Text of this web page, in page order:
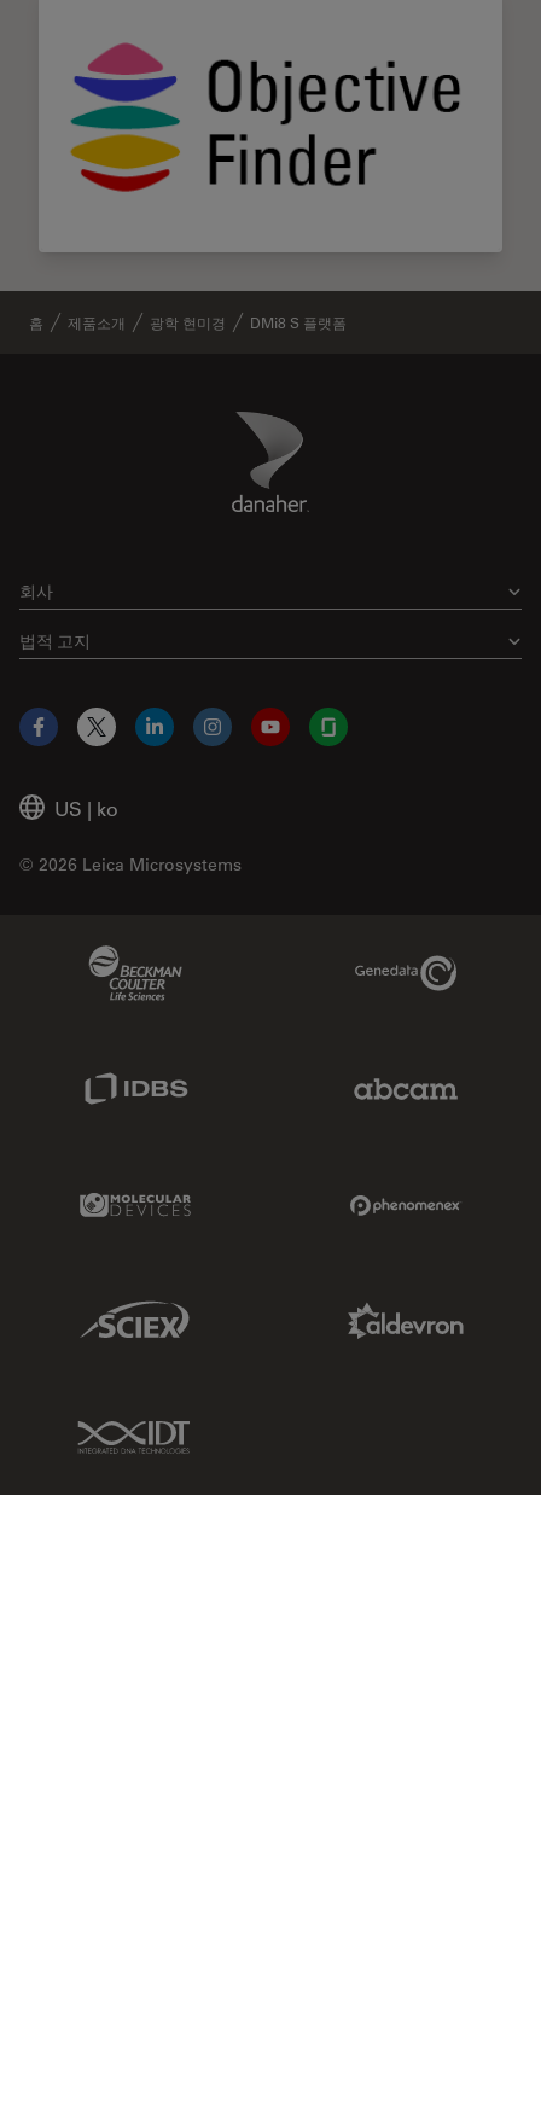
홈 제품소개 광학 현미경 DMi8 S 플랫폼
Danaher Logo
회사
법적 고지
US | ko
© 2026 Leica Microsystems
Facebook
X LinkedInInstagramYouTubeGlassdoor
Genedata Link
IDBS Link
Molecular Devices Link
Sciex Link
IDT Link